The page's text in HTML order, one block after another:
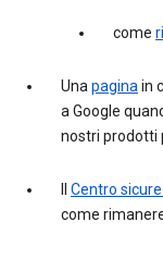
come
Unapaginain
a Google
nostri prodotti
Centro
come